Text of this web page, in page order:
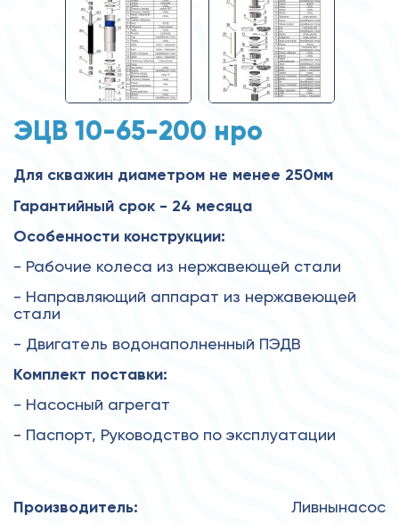
ЭЦВ 10-65-200 нро
Для скважин диаметром не менее 250мм
Гарантийный срок - 24 месяца
Особенности конструкции:
- Рабочие колеса из нержавеющей стали
- Направляющий аппарат из нержавеющей
стали
- Двигатель водонаполненный ПЭДВ
Комплект поставки:
- Насосный агрегат
- Паспорт, Руководство по эксплуатации
Производитель: Ливнынасос